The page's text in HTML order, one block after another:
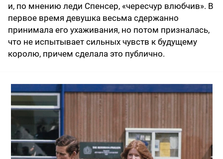
и, по мнению леди Спенсер, «чересчур влюбчив». В
первое время девушка весьма сдержанно
принимала его ухаживания, но потом призналась,
что не испытывает сильных чувств к будущему
королю, причем сделала это публично.